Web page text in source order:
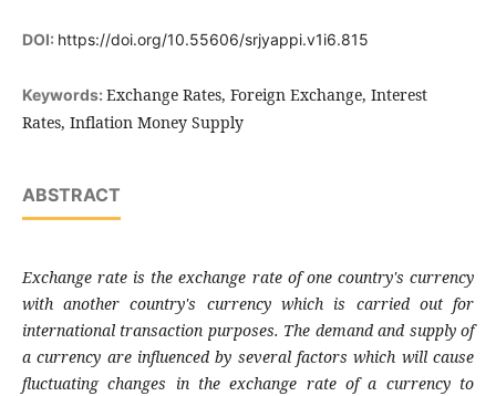
DOI: https://doi.org/10.55606/srjyappi.v1i6.815
Keywords: Exchange Rates, Foreign Exchange, Interest
Rates, Inflation Money Supply
ABSTRACT
Exchange rate is the exchange rate of one country's currency
with another country's currency which is carried out for
international transaction purposes. The demand and supply of
a currency are influenced by several factors which will cause
fluctuating changes in the exchange rate of a currency to